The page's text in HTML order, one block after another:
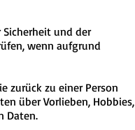
und der
wenn aufgrund
zurück zu einer Person
über Vorlieben, Hobbies,
Daten.